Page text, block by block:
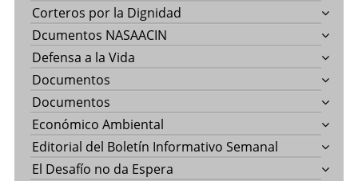
Corteros por la Dignidad
Dcumentos NASAACIN
Defensa a la Vida
Documentos
Documentos
Económico Ambiental
Editorial del Boletín Informativo Semanal
El Desafío no da Espera